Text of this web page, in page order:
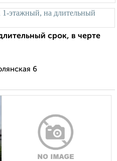
срок, в черте
6